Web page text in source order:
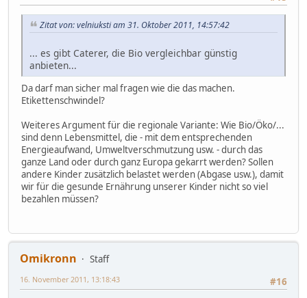
Zitat von: velniuksti am 31. Oktober 2011, 14:57:42
... es gibt Caterer, die Bio vergleichbar günstig
anbieten...
Da darf man sicher mal fragen wie die das machen.
Etikettenschwindel?
Weiteres Argument für die regionale Variante: Wie Bio/Öko/...
sind denn Lebensmittel, die - mit dem entsprechenden
Energieaufwand, Umweltverschmutzung usw. - durch das
ganze Land oder durch ganz Europa gekarrt werden? Sollen
andere Kinder zusätzlich belastet werden (Abgase usw.), damit
wir für die gesunde Ernährung unserer Kinder nicht so viel
bezahlen müssen?
Omikronn
Staff
#16
16. November 2011, 13:18:43